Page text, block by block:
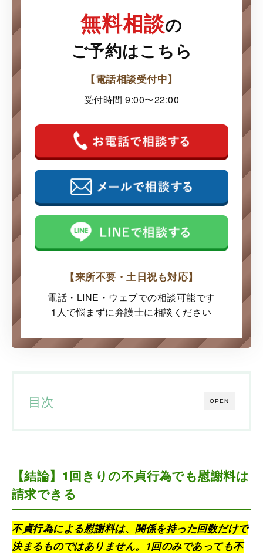
無料相談の
ご予約はこちら
【電話相談受付中】
受付時間 9:00〜22:00
【来所不要・土日祝も対応】
電話・LINE・ウェブでの相談可能です
1人で悩まずに弁護士に相談ください
OPEN
目次
【結論】1回きりの不貞行為でも慰謝料は
請求できる
不貞行為による慰謝料は、関係を持った回数だけで
決まるものではありません。1回のみであっても不